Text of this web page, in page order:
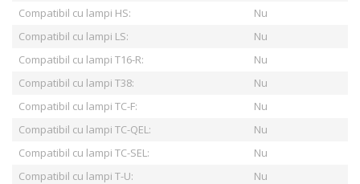
Compatibil cu lampi HS:
Nu
Compatibil cu lampi LS:
Nu
Compatibil cu lampi T16-R:
Nu
Compatibil cu lampi T38:
Nu
Compatibil cu lampi TC-F:
Nu
Compatibil cu lampi TC-QEL:
Nu
Compatibil cu lampi TC-SEL:
Nu
Compatibil cu lampi T-U:
Nu